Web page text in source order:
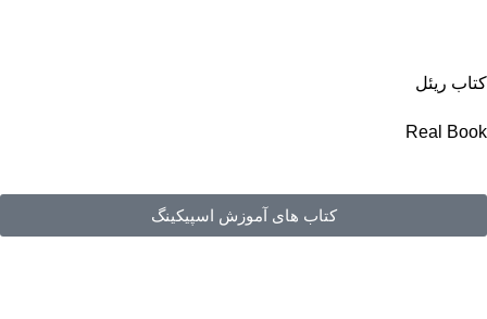
کتاب ریئل
Real Book
کتاب های آموزش اسپیکینگ